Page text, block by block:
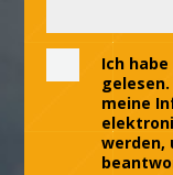
Ich
meine
werden,